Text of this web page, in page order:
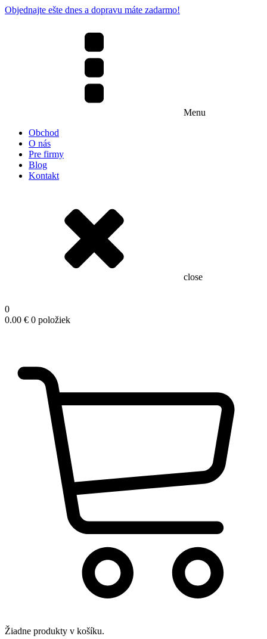
Objednajte ešte dnes a dopravu máte zadarmo!
Menu
Obchod
O nás
Pre firmy
Blog
Kontakt
close
0
0.00 € 0 položiek
Žiadne produkty v košíku.